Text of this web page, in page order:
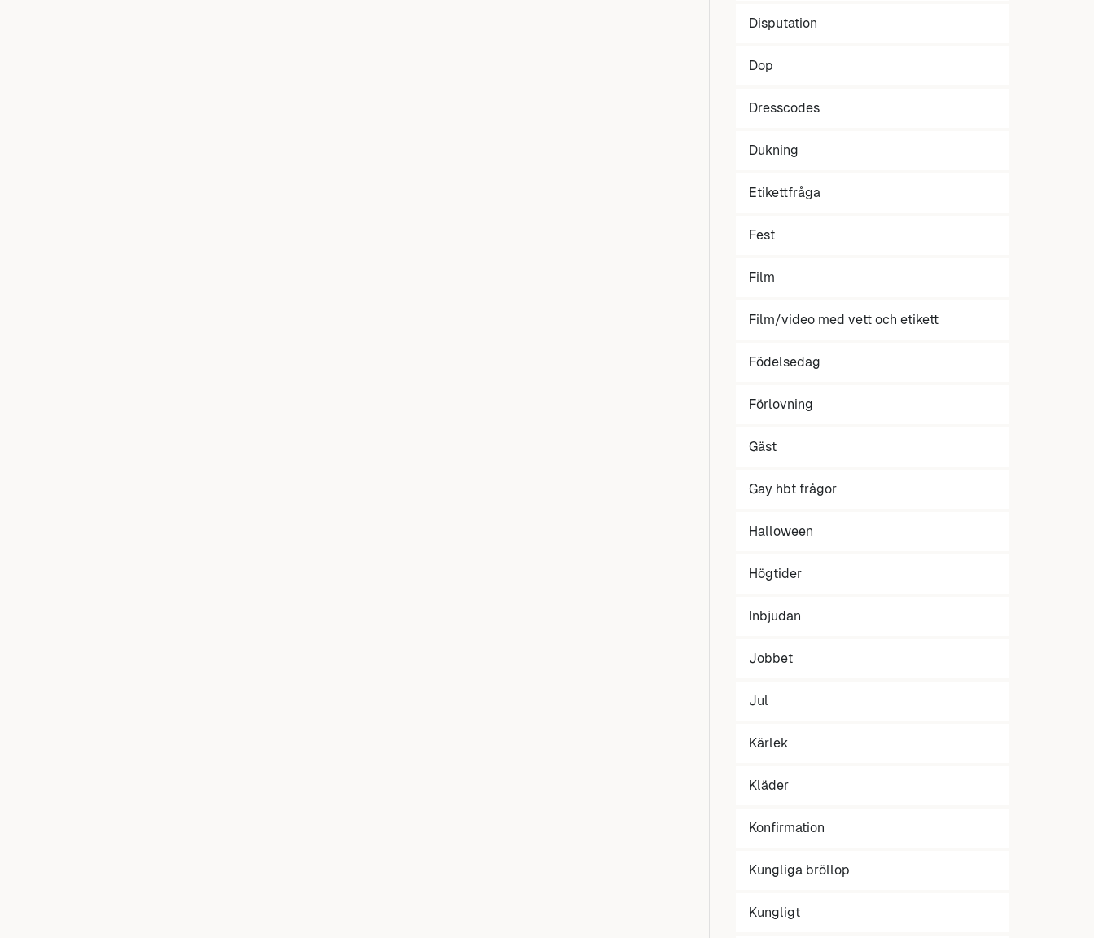
Disputation
Dop
Dresscodes
Dukning
Etikettfråga
Fest
Film
Film/video med vett och etikett
Födelsedag
Förlovning
Gäst
Gay hbt frågor
Halloween
Högtider
Inbjudan
Jobbet
Jul
Kärlek
Kläder
Konfirmation
Kungliga bröllop
Kungligt